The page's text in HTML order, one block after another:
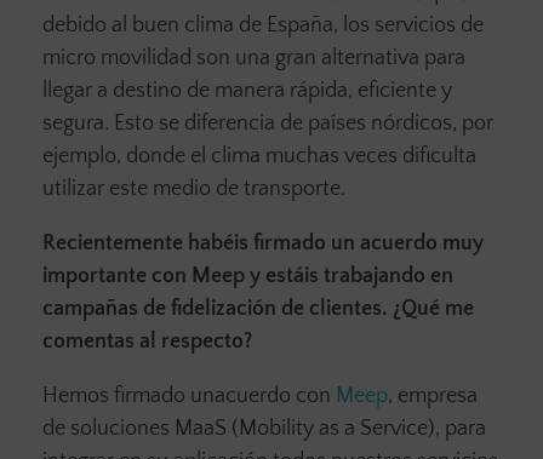
debido al buen clima de España, los servicios de
micro movilidad son una gran alternativa para
llegar a destino de manera rápida, eficiente y
segura. Esto se diferencia de países nórdicos, por
ejemplo, donde el clima muchas veces dificulta
utilizar este medio de transporte.
Recientemente habéis firmado un acuerdo muy
importante con Meep y estáis trabajando en
campañas de fidelización de clientes. ¿Qué me
comentas al respecto?
Hemos firmado unacuerdo con Meep, empresa
de soluciones MaaS (Mobility as a Service), para